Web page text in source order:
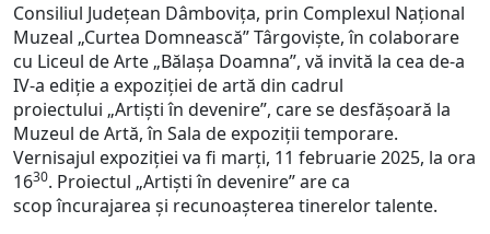
Consiliul Judeţean Dâmboviţa, prin Complexul Național
Muzeal „Curtea Domnească” Târgoviște, în colaborare
cu Liceul de Arte „Bălașa Doamna”, vă invită la cea de-a
IV-a ediție a expoziției de artă din cadrul
proiectului „Artiști în devenire”, care se desfășoară la
Muzeul de Artă, în Sala de expoziții temporare.
Vernisajul expoziției va fi marți, 11 februarie 2025, la ora
1630. Proiectul „Artiști în devenire” are ca
scop încurajarea și recunoașterea tinerelor talente.